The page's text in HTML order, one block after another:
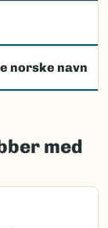
norske navn
med